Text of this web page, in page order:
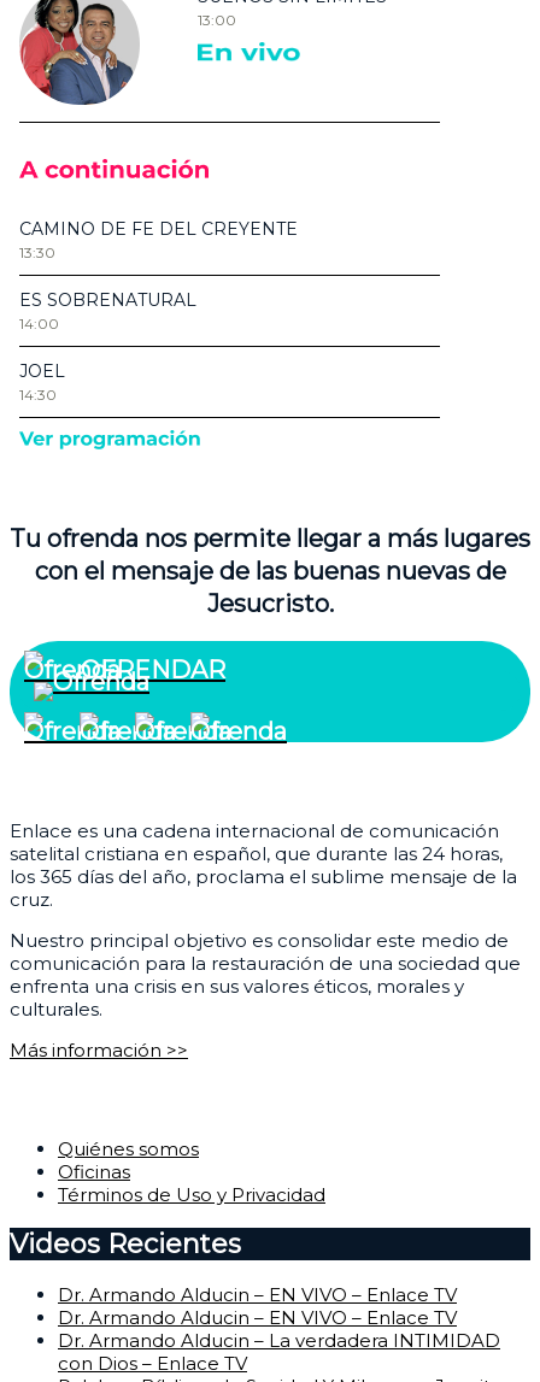
Tu ofrenda nos permite llegar a más lugares
con el mensaje de las buenas nuevas de
Jesucristo.
OFRENDAR
Enlace es una cadena internacional de comunicación
satelital cristiana en español, que durante las 24 horas,
los 365 días del año, proclama el sublime mensaje de la
cruz.
Nuestro principal objetivo es consolidar este medio de
comunicación para la restauración de una sociedad que
enfrenta una crisis en sus valores éticos, morales y
culturales.
Más información >>
Quiénes somos
Oficinas
Términos de Uso y Privacidad
Videos Recientes
Dr. Armando Alducin – EN VIVO – Enlace TV
Dr. Armando Alducin – EN VIVO – Enlace TV
Dr. Armando Alducin – La verdadera INTIMIDAD
con Dios – Enlace TV